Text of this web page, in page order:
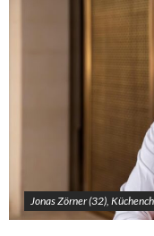
Jonas Zörner (32),